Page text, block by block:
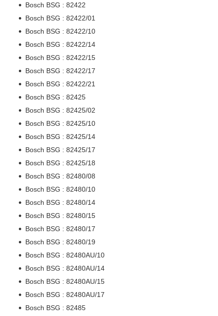
Bosch BSG : 82422
Bosch BSG : 82422/01
Bosch BSG : 82422/10
Bosch BSG : 82422/14
Bosch BSG : 82422/15
Bosch BSG : 82422/17
Bosch BSG : 82422/21
Bosch BSG : 82425
Bosch BSG : 82425/02
Bosch BSG : 82425/10
Bosch BSG : 82425/14
Bosch BSG : 82425/17
Bosch BSG : 82425/18
Bosch BSG : 82480/08
Bosch BSG : 82480/10
Bosch BSG : 82480/14
Bosch BSG : 82480/15
Bosch BSG : 82480/17
Bosch BSG : 82480/19
Bosch BSG : 82480AU/10
Bosch BSG : 82480AU/14
Bosch BSG : 82480AU/15
Bosch BSG : 82480AU/17
Bosch BSG : 82485